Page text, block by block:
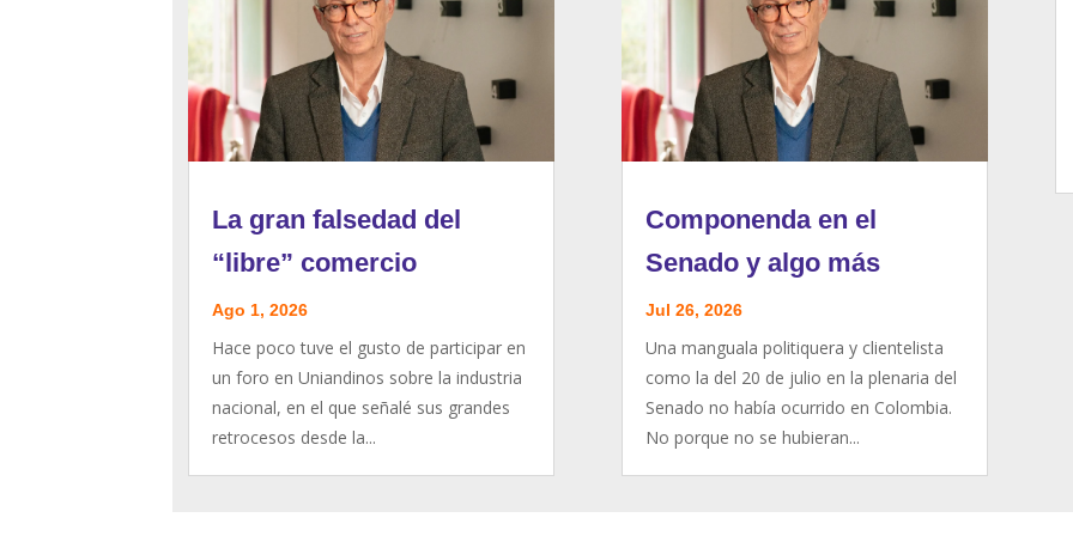
La gran falsedad del
“libre” comercio
Ago 1, 2026
Hace poco tuve el gusto de participar en
un foro en Uniandinos sobre la industria
nacional, en el que señalé sus grandes
retrocesos desde la...
Componenda en el
Senado y algo más
Jul 26, 2026
Una manguala politiquera y clientelista
como la del 20 de julio en la plenaria del
Senado no había ocurrido en Colombia.
No porque no se hubieran...